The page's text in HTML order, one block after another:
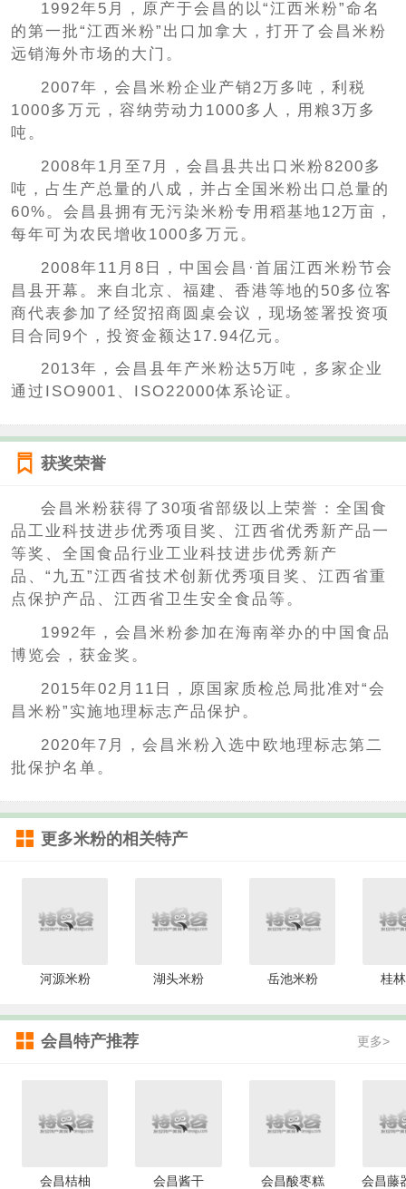
1992年5月，原产于会昌的以“江西米粉”命名
的第一批“江西米粉”出口加拿大，打开了会昌米粉
远销海外市场的大门。
2007年，会昌米粉企业产销2万多吨，利税
1000多万元，容纳劳动力1000多人，用粮3万多
吨。
2008年1月至7月，会昌县共出口米粉8200多
吨，占生产总量的八成，并占全国米粉出口总量的
60%。会昌县拥有无污染米粉专用稻基地12万亩，
每年可为农民增收1000多万元。
2008年11月8日，中国会昌·首届江西米粉节会
昌县开幕。来自北京、福建、香港等地的50多位客
商代表参加了经贸招商圆桌会议，现场签署投资项
目合同9个，投资金额达17.94亿元。
2013年，会昌县年产米粉达5万吨，多家企业
通过ISO9001、ISO22000体系论证。
获奖荣誉
会昌米粉获得了30项省部级以上荣誉：全国食
品工业科技进步优秀项目奖、江西省优秀新产品一
等奖、全国食品行业工业科技进步优秀新产
品、“九五”江西省技术创新优秀项目奖、江西省重
点保护产品、江西省卫生安全食品等。
1992年，会昌米粉参加在海南举办的中国食品
博览会，获金奖。
2015年02月11日，原国家质检总局批准对“会
昌米粉”实施地理标志产品保护。
2020年7月，会昌米粉入选中欧地理标志第二
批保护名单。
更多米粉的相关特产
河源米粉 湖头米粉 岳池米粉 桂
会昌特产推荐 更多>
会昌桔柚 会昌酱干 会昌酸枣糕
会昌藤